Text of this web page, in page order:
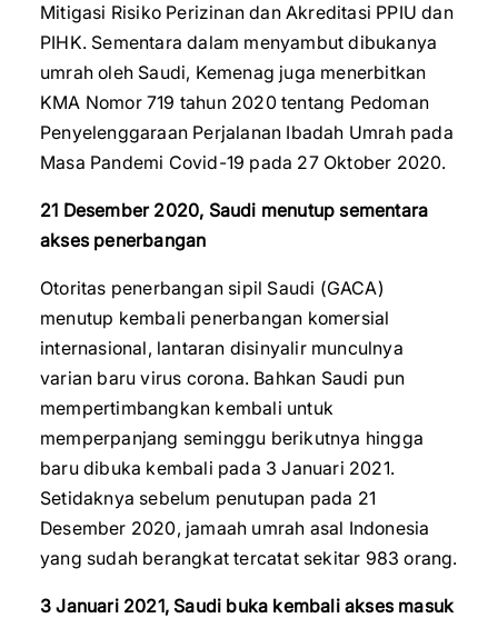
Mitigasi Risiko Perizinan dan Akreditasi PPIU dan
PIHK. Sementara dalam menyambut dibukanya
umrah oleh Saudi, Kemenag juga menerbitkan
KMA Nomor 719 tahun 2020 tentang Pedoman
Penyelenggaraan Perjalanan Ibadah Umrah pada
Masa Pandemi Covid-19 pada 27 Oktober 2020.
21 Desember 2020, Saudi menutup sementara
akses penerbangan
Otoritas penerbangan sipil Saudi (GACA)
menutup kembali penerbangan komersial
internasional, lantaran disinyalir munculnya
varian baru virus corona. Bahkan Saudi pun
mempertimbangkan kembali untuk
memperpanjang seminggu berikutnya hingga
baru dibuka kembali pada 3 Januari 2021.
Setidaknya sebelum penutupan pada 21
Desember 2020, jamaah umrah asal Indonesia
yang sudah berangkat tercatat sekitar 983 orang.
3 Januari 2021, Saudi buka kembali akses masuk